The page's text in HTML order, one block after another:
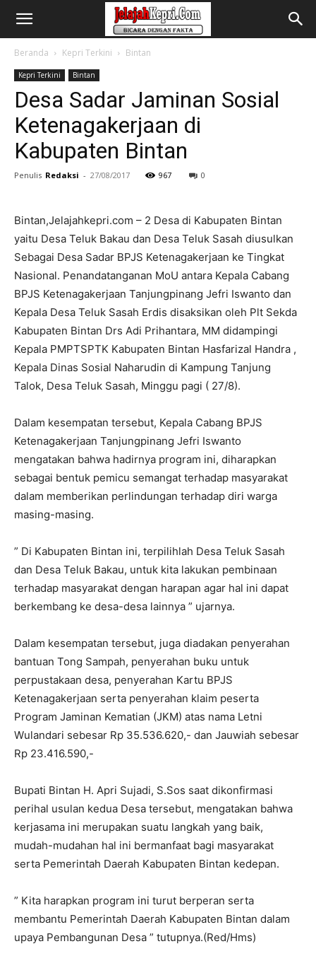
Beranda Kepri Terkini Bintan
Kepri Terkini Bintan
Desa Sadar Jaminan Sosial
Ketenagakerjaan di
Kabupaten Bintan
Penulis Redaksi - 27/08/2017 967 0
Bintan,Jelajahkepri.com – 2 Desa di Kabupaten Bintan
yaitu Desa Teluk Bakau dan Desa Teluk Sasah diusulkan
Sebagai Desa Sadar BPJS Ketenagakerjaan ke Tingkat
Nasional. Penandatanganan MoU antara Kepala Cabang
BPJS Ketenagakerjaan Tanjungpinang Jefri Iswanto dan
Kepala Desa Teluk Sasah Erdis disaksikan oleh Plt Sekda
Kabupaten Bintan Drs Adi Prihantara, MM didampingi
Kepala PMPTSPTK Kabupaten Bintan Hasfarizal Handra ,
Kepala Dinas Sosial Naharudin di Kampung Tanjung
Talok, Desa Teluk Sasah, Minggu pagi ( 27/8).
Dalam kesempatan tersebut, Kepala Cabang BPJS
Ketenagakerjaan Tanjungpinang Jefri Iswanto
mengatakan bahwa hadirnya program ini, diharapkan
sebagai bentuk pemicu semangat terhadap masyarakat
dalam memberikan perlindungan terhadap diri warga
masing-masing.
” Di Kabupaten Bintan ini, terpilihlah Desa Teluk Sasah
dan Desa Teluk Bakau, untuk kita lakukan pembinaan
terhadap masyarakat dengan harapan agar hal ini dapat
berkembang ke desa-desa lainnya ” ujarnya.
Dalam kesempatan tersebut, juga diadakan penyerahan
bantuan Tong Sampah, penyerahan buku untuk
perpustakaan desa, penyerahan Kartu BPJS
Ketenagakerjaan serta penyerahan klaim peserta
Program Jaminan Kematian (JKM) atas nama Letni
Wulandari sebesar Rp 35.536.620,- dan Jauwiah sebesar
Rp 23.416.590,-
Bupati Bintan H. Apri Sujadi, S.Sos saat dikonfirmasi
perihal usulan kedua Desa tersebut, mengatakan bahwa
kerjasama ini merupakan suatu langkah yang baik,
mudah-mudahan hal ini bermanfaat bagi masyarakat
serta Pemerintah Daerah Kabupaten Bintan kedepan.
” Kita harapkan program ini turut berperan serta
membantu Pemerintah Daerah Kabupaten Bintan dalam
upaya Pembangunan Desa ” tutupnya.(Red/Hms)